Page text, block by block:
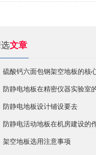
文章
硫酸钙六面包钢架空地板的核
技术优势与防火安全价值
防静电地板在精密仪器实验室
定制化应用方案
​防静电地板设计铺设要去
防静电活动地板在机房建设的
用
​架空地板选用注意事项